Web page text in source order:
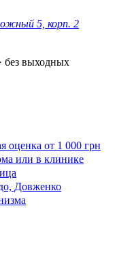
5, корп. 2
без выходных
оценка от 1 000 грн
или в клинике
Довженко